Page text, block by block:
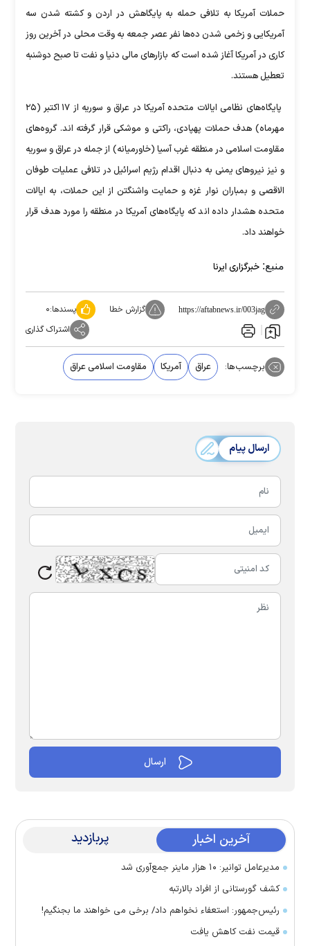
حملات آمریکا به تلافی حمله به پایگاهش در اردن و کشته شدن سه
آمریکایی و زخمی شدن ده‌ها نفر عصر جمعه به وقت محلی در آخرین روز
کاری در آمریکا آغاز شده است که بازار‌های مالی دنیا و نفت تا صبح دوشنبه
تعطیل هستند.
پایگاه‌های نظامی ایالات متحده آمریکا در عراق و سوریه از ۱۷ اکتبر (۲۵
مهرماه) هدف حملات پهپادی، راکتی و موشکی قرار گرفته اند. گروه‌های
مقاومت اسلامی در منطقه غرب آسیا (خاورمیانه) از جمله در عراق و سوریه
و نیز نیرو‌های یمنی به دنبال اقدام رژیم اسرائیل در تلافی عملیات طوفان
الاقصی و بمباران نوار غزه و حمایت واشنگتن از این حملات، به ایالات
متحده هشدار داده اند که پایگاه‌های آمریکا در منطقه را مورد هدف قرار
خواهند داد.
منبع: خبرگزاری ایرنا
https://aftabnews.ir/003jag گزارش خطا پسندها:۰
اشتراک گذاری
برچسب‌ها: عراق آمریکا مقاومت اسلامی عراق
ارسال پیام
آخرین اخبار پربازدید
مدیرعامل توانیر: ۱۰ هزار ماینر جمع‌آوری شد
کشف گورستانی از افراد بالارتبه
رئیس‌جمهور: استعفاء نخواهم داد/ برخی می خواهند ما بجنگیم!
قیمت نفت کاهش یافت